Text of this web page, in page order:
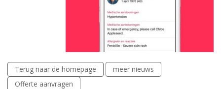
Terug naar de homepage
meer nieuws
Offerte aanvragen